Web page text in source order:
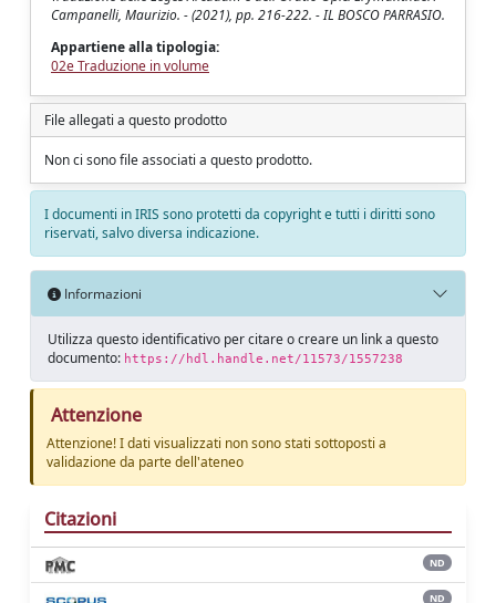
Campanelli, Maurizio. - (2021), pp. 216-222. - IL BOSCO PARRASIO.
Appartiene alla tipologia:
02e Traduzione in volume
File allegati a questo prodotto
Non ci sono file associati a questo prodotto.
I documenti in IRIS sono protetti da copyright e tutti i diritti sono
riservati, salvo diversa indicazione.
Informazioni
Utilizza questo identificativo per citare o creare un link a questo
documento: https://hdl.handle.net/11573/1557238
Attenzione
Attenzione! I dati visualizzati non sono stati sottoposti a
validazione da parte dell'ateneo
Citazioni
ND
ND